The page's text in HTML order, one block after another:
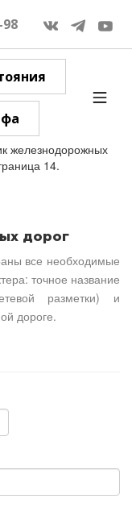
98
железнодорожных
14.
дорог
все необходимые
точное название
разметки) и
дороге.